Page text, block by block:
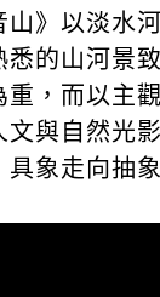
山》以淡水
悉的山河景
，而以主
與自然光
具象走向抽